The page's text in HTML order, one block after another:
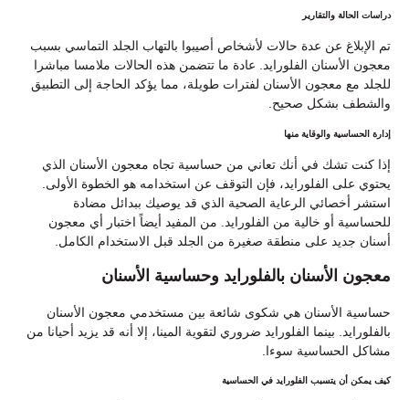
دراسات الحالة والتقارير
تم الإبلاغ عن عدة حالات لأشخاص أصيبوا بالتهاب الجلد التماسي بسبب
معجون الأسنان الفلورايد. عادة ما تتضمن هذه الحالات ملامسا مباشرا
للجلد مع معجون الأسنان لفترات طويلة، مما يؤكد الحاجة إلى التطبيق
والشطف بشكل صحيح.
إدارة الحساسية والوقاية منها
إذا كنت تشك في أنك تعاني من حساسية تجاه معجون الأسنان الذي
يحتوي على الفلورايد، فإن التوقف عن استخدامه هو الخطوة الأولى.
استشر أخصائي الرعاية الصحية الذي قد يوصيك ببدائل مضادة
للحساسية أو خالية من الفلورايد. من المفيد أيضاً اختبار أي معجون
أسنان جديد على منطقة صغيرة من الجلد قبل الاستخدام الكامل.
معجون الأسنان بالفلورايد وحساسية الأسنان
حساسية الأسنان هي شكوى شائعة بين مستخدمي معجون الأسنان
بالفلورايد. بينما الفلورايد ضروري لتقوية المينا، إلا أنه قد يزيد أحيانا من
مشاكل الحساسية سوءا.
كيف يمكن أن يتسبب الفلورايد في الحساسية